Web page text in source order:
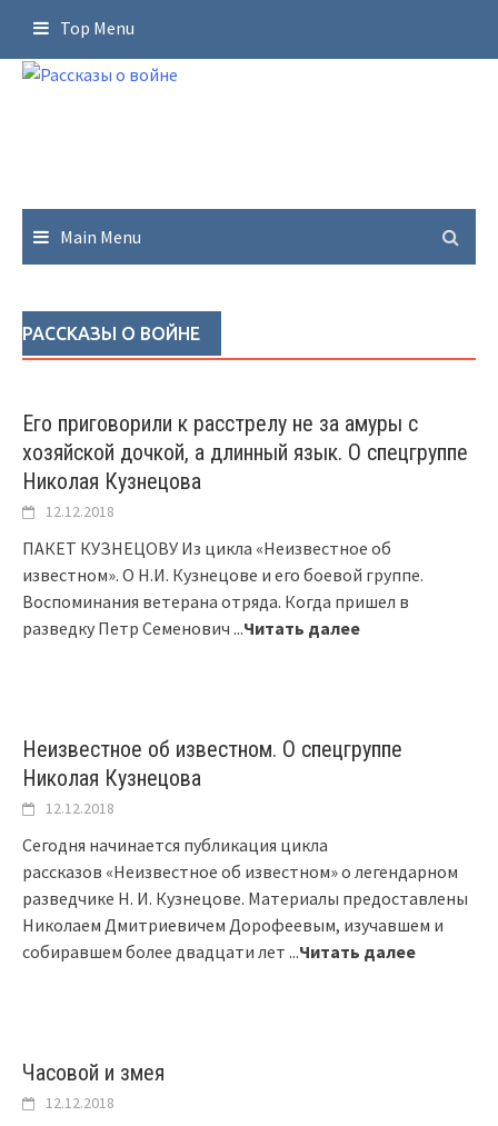
content
Top Menu
Main Menu
РАССКАЗЫ О ВОЙНЕ
Его приговорили к расстрелу не за амуры с
хозяйской дочкой, а длинный язык. О спецгруппе
Николая Кузнецова
12.12.2018
ПАКЕТ КУЗНЕЦОВУ Из цикла «Неизвестное об
известном». О Н.И. Кузнецове и его боевой группе.
Воспоминания ветерана отряда. Когда пришел в
разведку Петр Семенович ...Читать далее
Неизвестное об известном. О спецгруппе
Николая Кузнецова
12.12.2018
Сегодня начинается публикация цикла
рассказов «Неизвестное об известном» о легендарном
разведчике Н. И. Кузнецове. Материалы предоставлены
Николаем Дмитриевичем Дорофеевым, изучавшем и
собиравшем более двадцати лет ...Читать далее
Часовой и змея
12.12.2018